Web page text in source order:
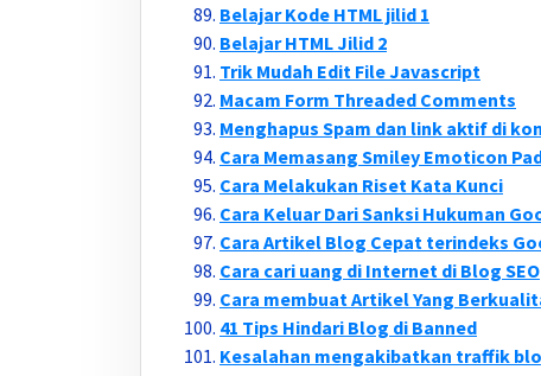
Belajar Kode HTML jilid 1
Belajar HTML Jilid 2
Trik Mudah Edit File Javascript
Macam Form Threaded Comments
Menghapus Spam dan link aktif di
Cara Memasang Smiley Emoticon
Cara Melakukan Riset Kata Kunci
Cara Keluar Dari Sanksi Hukuman
Cara Artikel Blog Cepat terindeks
Cara cari uang di Internet di Blog SEO
Cara membuat Artikel Yang
41 Tips Hindari Blog di Banned
Kesalahan mengakibatkan traffik